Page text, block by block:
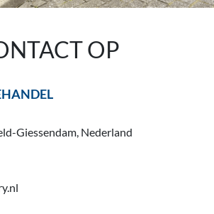
OP
Giessendam, Nederland